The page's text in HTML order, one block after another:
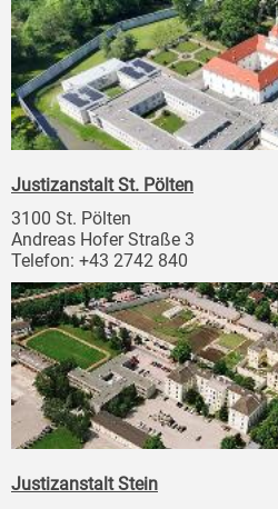
Justizanstalt St. Pölten
3100 St. Pölten
Andreas Hofer Straße 3
Telefon: +43 2742 840
Justizanstalt Stein